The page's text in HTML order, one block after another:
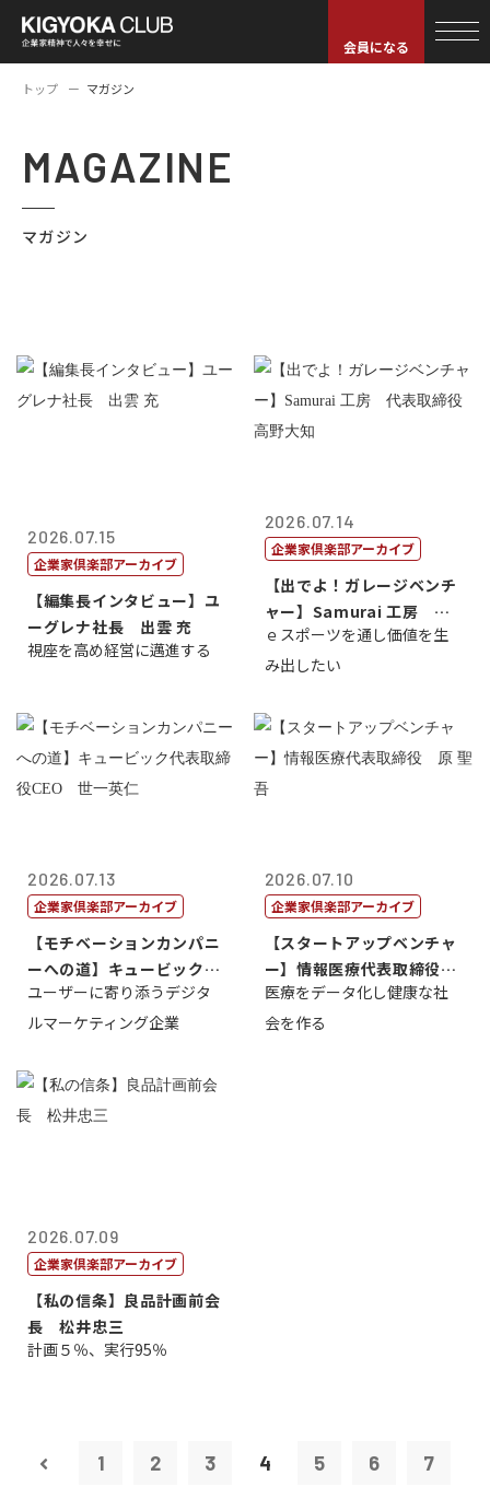
会員になる
トップ マガジン
MAGAZINE
マガジン
2026.07.15
企業家倶楽部アーカイブ
【編集長インタビュー】ユ
ーグレナ社長 出雲 充
視座を高め経営に邁進する
2026.07.14
企業家倶楽部アーカイブ
【出でよ！ガレージベンチ
ャー】Samurai 工房 代
表取締...
ｅスポーツを通し価値を生
み出したい
2026.07.13
企業家倶楽部アーカイブ
【モチベーションカンパニ
ーへの道】キュービック代
表取締役CE...
ユーザーに寄り添うデジタ
ルマーケティング企業
2026.07.10
企業家倶楽部アーカイブ
【スタートアップベンチャ
ー】情報医療代表取締役
原 聖吾
医療をデータ化し健康な社
会を作る
2026.07.09
企業家倶楽部アーカイブ
【私の信条】良品計画前会
長 松井忠三
計画５％、実行95％
1 2 3 4 5 6 7